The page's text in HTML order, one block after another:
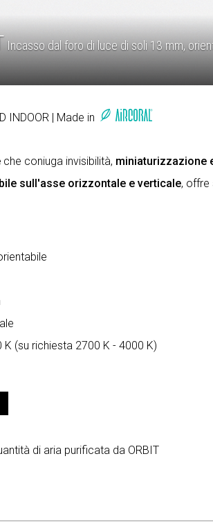
Incasso dal foro di luce di soli 13 mm,
INDOOR | Made in
che coniuga invisibilità, miniaturizzazione
sull'asse orizzontale e verticale, offre
(su richiesta 2700 K - 4000 K)
di aria purificata da ORBIT